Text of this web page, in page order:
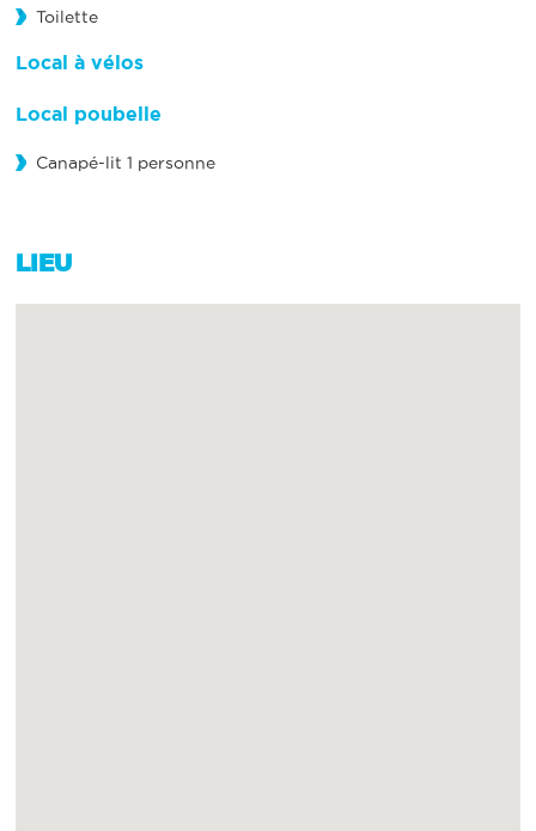
Toilette
Local à vélos
Local poubelle
Canapé-lit 1 personne
LIEU